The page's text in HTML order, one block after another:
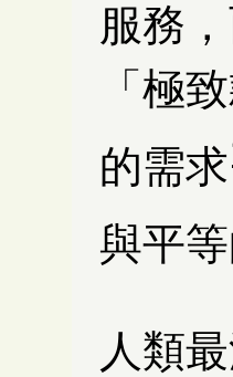
服務
「極
的需求
與平
人類